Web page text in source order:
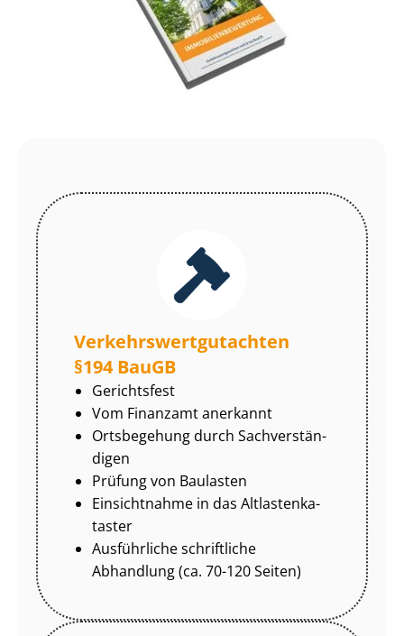
Ver­kehrs­wert­gut­ach­ten
§194 BauGB
Gerichtsfest
Vom Finanzamt anerkannt
Ortsbegehung durch Sach­ver­stän­
di­gen
Prüfung von Baulasten
Einsichtnahme in das Alt­las­ten­ka­
tas­ter
Ausführliche schriftliche
Abhandlung (ca. 70-120 Seiten)